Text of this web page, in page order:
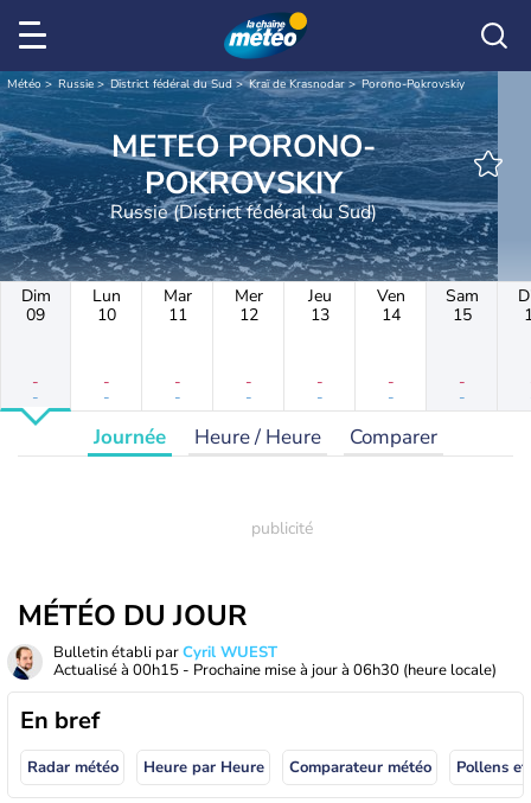
Météo Russie District fédéral du Sud Kraï de Krasnodar Porono-Pokrovskiy
METEO PORONO-
POKROVSKIY
Russie (District fédéral du Sud)
Dim
09
-
-
Lun
10
-
-
Mar
11
-
-
Mer
12
-
-
Jeu
13
-
-
Ven
14
-
-
Sam
15
-
-
Journée Heure / Heure Comparer
MÉTÉO DU JOUR
Bulletin établi parCyril WUEST
Actualisé à 00h15 - Prochaine mise à jour à 06h30 (heure locale)
En bref
Radar météo Heure par Heure Comparateur météo Pollens